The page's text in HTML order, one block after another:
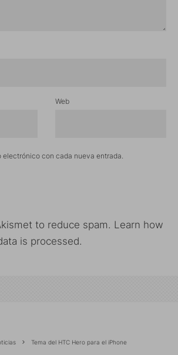
Web
electrónico con cada nueva entrada.
to reduce spam. Learn how
is processed.
Tema del HTC Hero para el iPhone